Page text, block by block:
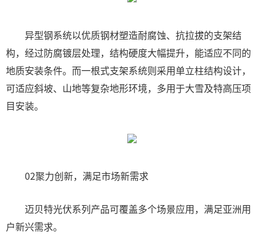
异型钢系统以优质钢材塑造耐腐蚀、抗拉拔的支架结
构，经过防腐镀层处理，结构硬度大幅提升，能适应不同的
地质安装条件。而一根式支架系统则采用单立柱结构设计，
可适应斜坡、山地等复杂地形环境，多用于大雪及特高压项
目安装。
02聚力创新，满足市场新需求
迈贝特光伏系列产品可覆盖多个场景应用，满足亚洲用
户新兴需求。